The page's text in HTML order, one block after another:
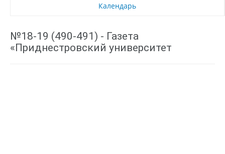
Календарь
№18-19 (490-491) - Газета
«Приднестровский университет